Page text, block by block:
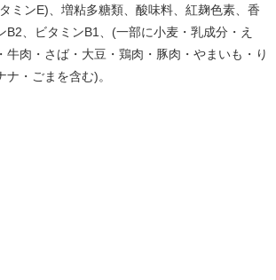
ミンE)、増粘多糖類、酸味料、紅麹色素、香
B2、ビタミンB1、(一部に小麦・乳成分・え
牛肉・さば・大豆・鶏肉・豚肉・やまいも・り
・ごまを含む)。